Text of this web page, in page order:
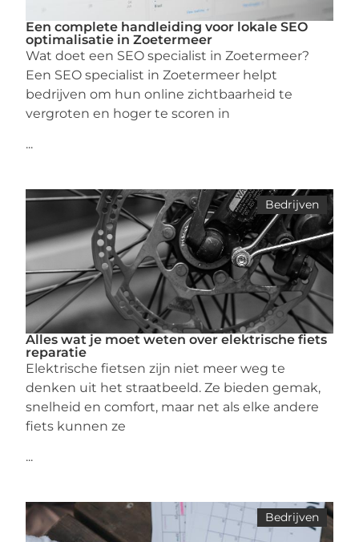
Een complete handleiding voor lokale SEO
optimalisatie in Zoetermeer
Wat doet een SEO specialist in Zoetermeer?
Een SEO specialist in Zoetermeer helpt
bedrijven om hun online zichtbaarheid te
vergroten en hoger te scoren in
...
Bedrijven
Alles wat je moet weten over elektrische fiets
reparatie
Elektrische fietsen zijn niet meer weg te
denken uit het straatbeeld. Ze bieden gemak,
snelheid en comfort, maar net als elke andere
fiets kunnen ze
...
Bedrijven